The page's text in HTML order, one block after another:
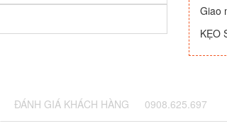
Giao
KẸO
ĐÁNH GIÁ KHÁCH HÀNG 0908.625.697